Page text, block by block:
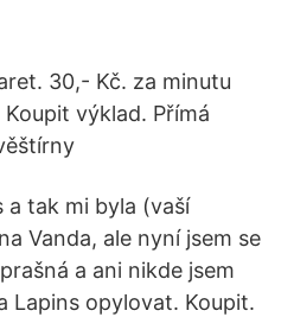
30,- Kč. za minutu
výklad. Přímá
a tak mi byla (vaší
Vanda, ale nyní jsem se
a ani nikde jsem
Lapins opylovat. Koupit.